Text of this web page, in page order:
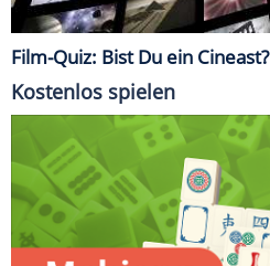
Film-Quiz: Bist Du ein Cineast?
Kostenlos spielen